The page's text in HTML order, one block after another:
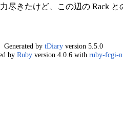
尽きたけど、この辺の Rack
Generated by tDiaryversion 5.5.0
by Ruby version 4.0.6 with ruby-fcgi-